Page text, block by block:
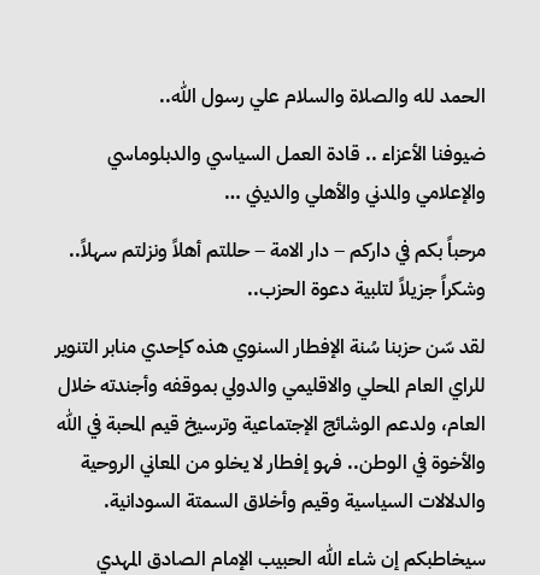
الحمد لله والصلاة والسلام علي رسول الله..
ضيوفنا الأعزاء .. قادة العمل السياسي والدبلوماسي
والإعلامي والمدني والأهلي والديني …
مرحباً بكم في داركم – دار الامة – حللتم أهلاً ونزلتم سهلاً..
وشكراً جزيلاً لتلبية دعوة الحزب..
لقد سّن حزبنا سُنة الإفطار السنوي هذه كإحدي منابر التنوير
للراي العام المحلي والاقليمي والدولي بموقفه وأجندته خلال
العام، ولدعم الوشائج الإجتماعية وترسيخ قيم المحبة في الله
والأخوة في الوطن.. فهو إفطار لا يخلو من المعاني الروحية
والدلالات السياسية وقيم وأخلاق السمتة السودانية.
سيخاطبكم إن شاء الله الحبيب الإمام الصادق المهدي